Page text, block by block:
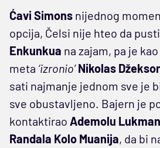
Ćavi Simons nijednog
opcija, Čelsi nije hteo da pusti
Enkunkua na zajam, pa je
meta ‘izronio’ Nikolas
sati najmanje jednom sve je
sve obustavljeno. Bajern je
kontaktirao Ademolu
Randala Kolo Muanija, da bi